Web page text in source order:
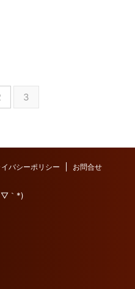
3
イバシーポリシー お問合せ
｀*)